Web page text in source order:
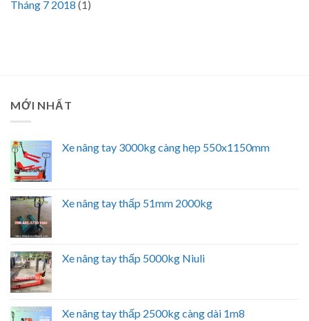
Tháng 7 2018 (1)
MỚI NHẤT
Xe nâng tay 3000kg càng hẹp 550x1150mm
Xe nâng tay thấp 51mm 2000kg
Xe nâng tay thấp 5000kg Niuli
Xe nâng tay thấp 2500kg càng dài 1m8